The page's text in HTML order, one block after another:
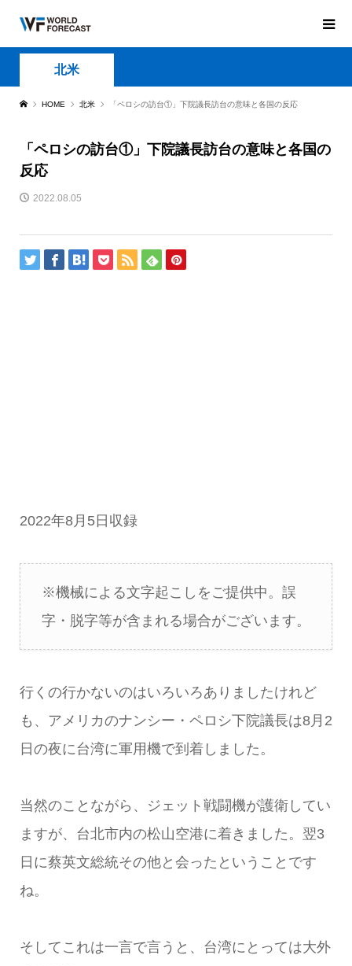
北米
HOME 北米 「ペロシの訪台①」下院議長訪台の意味と各国の反応
「ペロシの訪台①」下院議長訪台の意味と各国の
反応
2022.08.05
2022年8月5日収録
※機械による文字起こしをご提供中。誤
字・脱字等が含まれる場合がございます。
行くの行かないのはいろいろありましたけれど
も、アメリカのナンシー・ペロシ下院議長は8月2
日の夜に台湾に軍用機で到着しました。
当然のことながら、ジェット戦闘機が護衛してい
ますが、台北市内の松山空港に着きました。翌3
日に蔡英文総統その他と会ったということです
ね。
そしてこれは一言で言うと、台湾にとっては大外